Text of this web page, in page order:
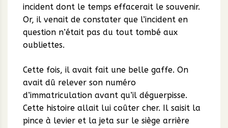
incident dont le temps effacerait le souvenir.
Or, il venait de constater que l’incident en
question n’était pas du tout tombé aux
oubliettes.
Cette fois, il avait fait une belle gaffe. On
avait dû relever son numéro
d’immatriculation avant qu’il déguerpisse.
Cette histoire allait lui coûter cher. Il saisit la
pince à levier et la jeta sur le siège arrière